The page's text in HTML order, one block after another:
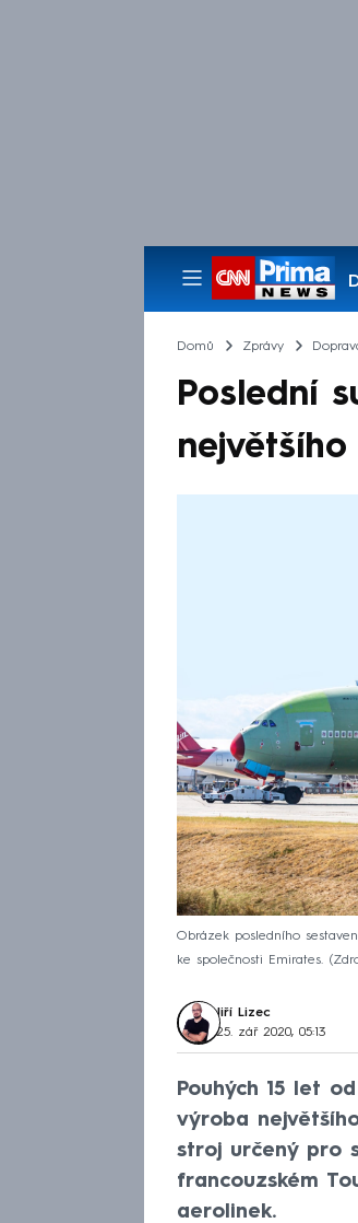
Domů Zprávy
Poslední
Obrázek posledního
ke společnosti Emirates.
Jiří Lizec
25. zář 2020, 05:13
Pouhých 15 let
výroba
stroj určený pro
francouzském
aerolinek.